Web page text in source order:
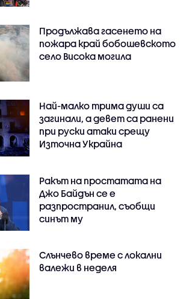
Продължава гасенето на
пожара край бобошевското
село Висока могила
Най-малко трима души са
загинали, а девет са ранени
при руски атаки срещу
Източна Украйна
Ракът на простатата на
Джо Байдън се е
разпространил, съобщи
синът му
Слънчево време с локални
валежи в неделя